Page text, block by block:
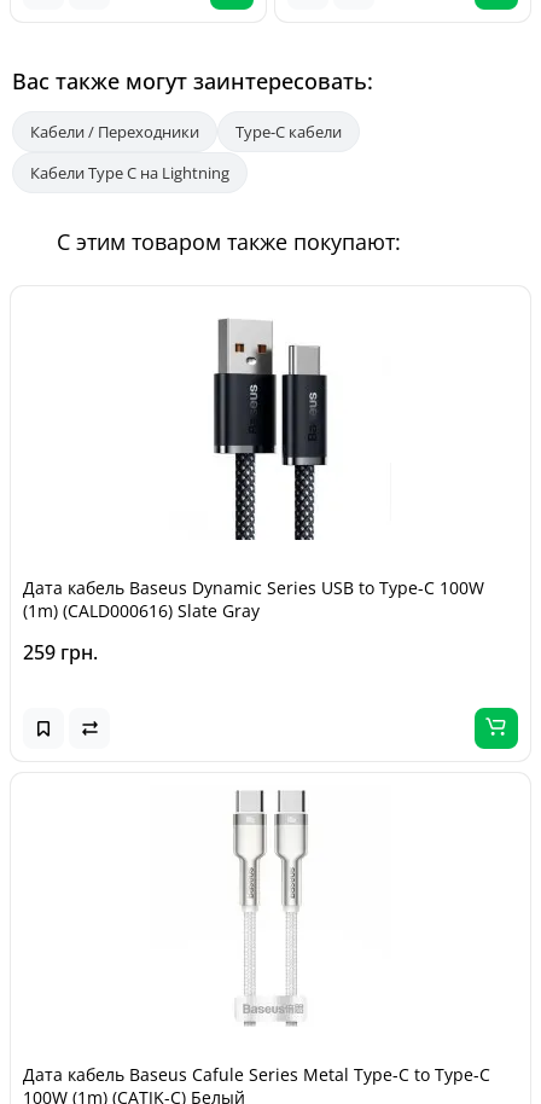
Вас также могут заинтересовать:
Кабели / Переходники
Type-C кабели
Кабели Type C на Lightning
С этим товаром также покупают:
Дата кабель Baseus Dynamic Series USB to Type-C 100W
(1m) (CALD000616) Slate Gray
259 грн.
Дата кабель Baseus Cafule Series Metal Type-C to Type-C
100W (1m) (CATJK-C) Белый